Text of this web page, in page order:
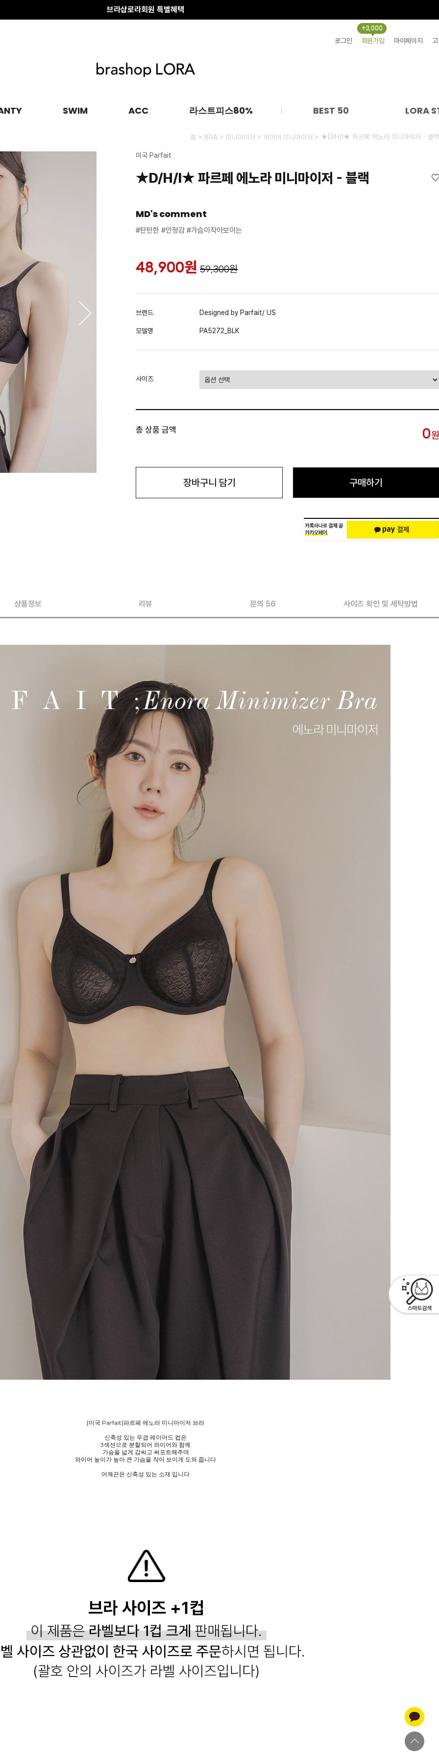
배송 전 변경·취소안내
로그인 회원가입
+3,000
마이페이지
SWIM ACC 라스트피스80% BEST 50 LORA
홈 > BRA > 미니마이저 > 와이어 미니마이저 > ★D/H/I★ 파르페 에노라 미니마이저 - 블랙
미국 Parfait
★D/H/I★ 파르페 에노라 미니마이저 - 블랙
MD's comment
#탄탄한 #안정감 #가슴이작아보이는
48,900원 59,300원
브랜드 Designed by Parfait/ US
모델명 PA5272_BLK
사이즈
총 상품 금액 0원
장바구니 담기 구매하기
상품정보 리뷰 문의 56 사이즈 확인 및 세탁방법
[미국 Parfait]파르페 에노라 미니마이저 브라
신축성 있는 두겹 레이어드 컵은
3섹션으로 분할되어 와이어와 함께
가슴을 넓게 감싸고 써포트해주며
와이어 높이가 높아 큰 가슴을 작아 보이게 도와 줍니다
어깨끈은 신축성 있는 소재 입니다